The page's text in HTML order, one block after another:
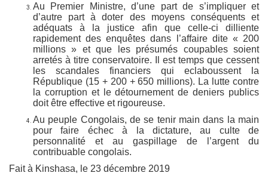
Au Premier Ministre, d’une part de s’impliquer et
d’autre part à doter des moyens conséquents et
adéquats à la justice afin que celle-ci dilliente
rapidement des enquêtes dans l’affaire dite « 200
millions » et que les présumés coupables soient
arretés à titre conservatoire. Il est temps que cessent
les scandales financiers qui eclaboussent la
République (15 + 200 + 650 millions). La lutte contre
la corruption et le détournement de deniers publics
doit être effective et rigoureuse.
Au peuple Congolais, de se tenir main dans la main
pour faire échec à la dictature, au culte de
personnalité et au gaspillage de l’argent du
contribuable congolais.
Fait à Kinshasa, le 23 décembre 2019